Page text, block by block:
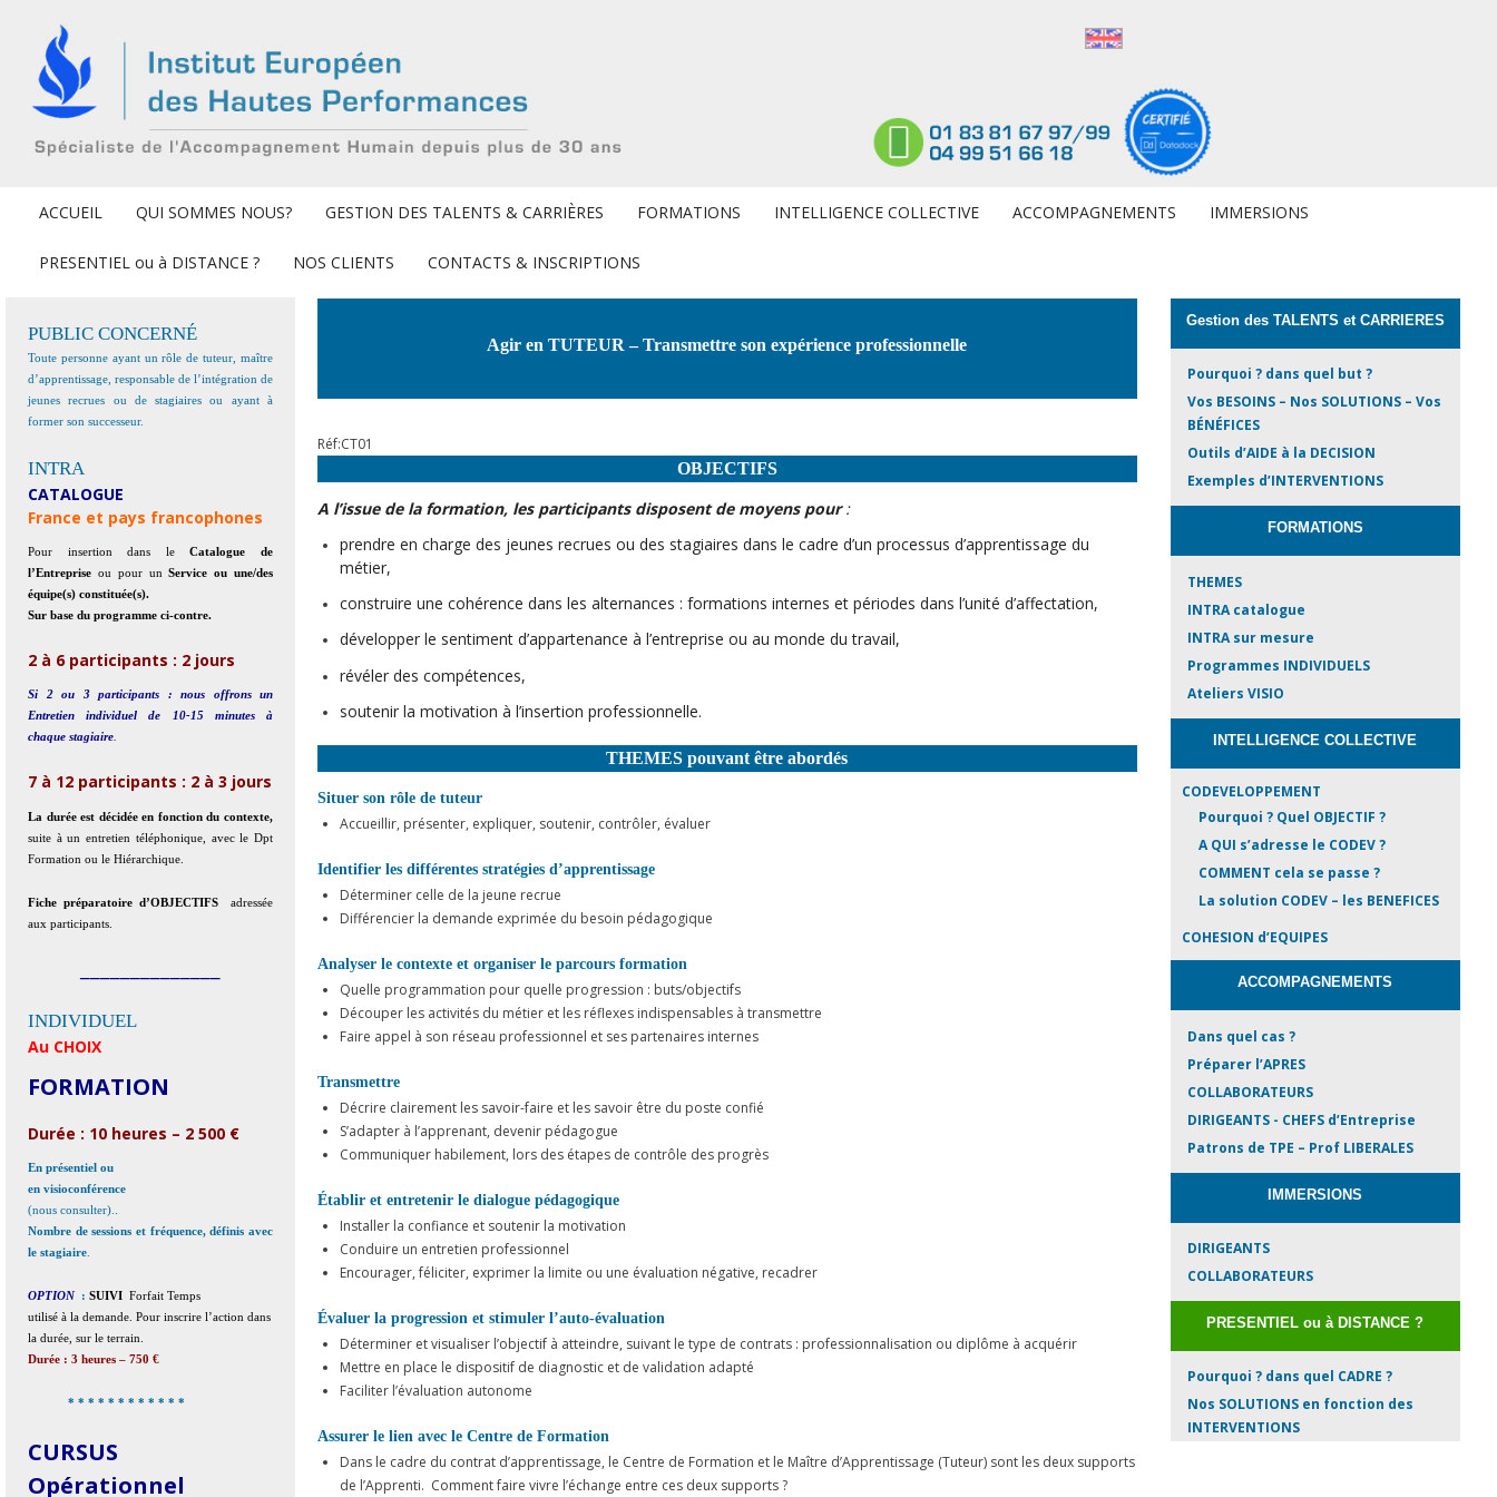
ACCUEIL QUI SOMMES NOUS? GESTION DES TALENTS & CARRIÈRES FORMATIONS INTELLIGENCE COLLECTIVE ACCOMPAGNEMENTS IMMERSIONS
PRESENTIEL ou à DISTANCE ? NOS CLIENTS CONTACTS & INSCRIPTIONS
Agir en TUTEUR – Transmettre son expérience professionnelle
PUBLIC CONCERNÉ
Toute personne ayant un rôle de tuteur, maître
d’apprentissage, responsable de l’intégration de
jeunes recrues ou de stagiaires ou ayant à
former son successeur.
INTRA
CATALOGUE
France et pays francophones
Pour insertion dans leCatalogue de
l’Entreprise ou pourun Service ou une/des
équipe(s) constituée(s).
Sur base du programme ci-contre.
2 à 6 participants : 2 jours
Si 2 ou 3 participants : nous offrons un
Entretien individuel de 10-15 minutes à
chaque stagiaire
7 à 12 participants : 2 à 3 jours
La durée est décidée en fonction du contexte,
suite à un entretien téléphonique, avec le Dpt
Formation ou le Hiérarchique.
Fiche préparatoire d’OBJECTIFSadressée
aux participants.
INDIVIDUEL
Au CHOIX
FORMATION
Durée : 10 heures – 2 500 €
En présentiel ou
en visioconférence
(nous consulter)..
Nombre de sessions et fréquence, définis avec
le stagiaire
OPTION : SUIVI Forfait Temps
utilisé à la demande. Pour inscrire l’action dans
la durée, sur le terrain.
Durée : 3 heures – 750 €
* * * * * * * * * * * *
CURSUS
Opérationnel
Réf:CT01
OBJECTIFS
A l’issue de la formation, les participants disposent de moyens pour:
prendre en charge des jeunes recrues ou des stagiaires dans le cadre d’un processus d’apprentissage du
métier,
construire une cohérence dans les alternances : formations internes et périodes dans l’unité d’affectation,
développer le sentiment d’appartenance à l’entreprise ou au monde du travail,
révéler des compétences,
soutenir la motivation à l’insertion professionnelle.
THEMES pouvant être abordés
Situer son rôle de tuteur
Accueillir, présenter, expliquer, soutenir, contrôler, évaluer
Identifier les différentes stratégies d’apprentissage
Déterminer celle de la jeune recrue
Différencier la demande exprimée du besoin pédagogique
Analyser le contexte et organiser le parcours formation
Quelle programmation pour quelle progression : buts/objectifs
Découper les activités du métier et les réflexes indispensables à transmettre
Faire appel à son réseau professionnel et ses partenaires internes
Transmettre
Décrire clairement les savoir-faire et les savoir être du poste confié
S’adapter à l’apprenant, devenir pédagogue
Communiquer habilement, lors des étapes de contrôle des progrès
Établir et entretenir le dialogue pédagogique
Installer la confiance et soutenir la motivation
Conduire un entretien professionnel
Encourager, féliciter, exprimer la limite ou une évaluation négative, recadrer
Évaluer la progression et stimuler l’auto-évaluation
Déterminer et visualiser l’objectif à atteindre, suivant le type de contrats : professionnalisation ou diplôme à acquérir
Mettre en place le dispositif de diagnostic et de validation adapté
Faciliter l’évaluation autonome
Assurer le lien avec le Centre de Formation
Dans le cadre du contrat d’apprentissage, le Centre de Formation et le Maître d’Apprentissage (Tuteur) sont les deux supports
de l’Apprenti. Comment faire vivre l’échange entre ces deux supports ?
Gestion des TALENTS et CARRIERES
Pourquoi ? dans quel but ?
Vos BESOINS – Nos SOLUTIONS – Vos
BÉNÉFICES
Outils d’AIDE à la DECISION
Exemples d’INTERVENTIONS
FORMATIONS
THEMES
INTRA catalogue
INTRA sur mesure
Programmes INDIVIDUELS
Ateliers VISIO
INTELLIGENCE COLLECTIVE
CODEVELOPPEMENT
Pourquoi ? Quel OBJECTIF ?
A QUI s’adresse le CODEV ?
COMMENT cela se passe ?
La solution CODEV – les BENEFICES
COHESION d’EQUIPES
ACCOMPAGNEMENTS
Dans quel cas ?
Préparer l’APRES
COLLABORATEURS
DIRIGEANTS - CHEFS d’Entreprise
Patrons de TPE – Prof LIBERALES
IMMERSIONS
DIRIGEANTS
COLLABORATEURS
PRESENTIEL ou à DISTANCE ?
Pourquoi ? dans quel CADRE ?
Nos SOLUTIONS en fonction des
INTERVENTIONS